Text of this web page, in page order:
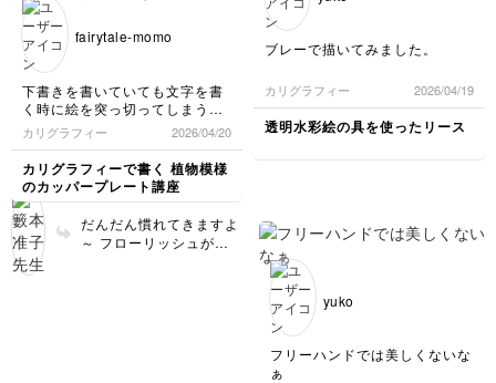
❗
fairytale-momo
下書きを書いていても文字を書
く時に絵を突っ切ってしまうの
で注意が必要ですね💦
バランスを考えて装飾を書きす
ぎないように気をつけます。
カリグラフィー 2026/04/20
カリグラフィーで書く 植物模様
のカッパープレート講座
だんだん慣れてきますよ
～ フローリッシュが自
ブレーで描いてみました。
カリグラフィー 2026/04/19
透明水彩絵の具を使ったリース
yuko
フリーハンドでは美しくないな
ぁ